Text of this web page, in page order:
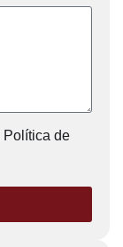
Política de